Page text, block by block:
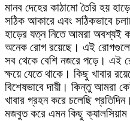
মানব দেহের কাঠামো তৈরি হয়
সঠিক আকারে এবং সঠিকভাবে
হাড়ের যত্ন নিতে আমরা অবশ্যই
অনেক রোগ রয়েছে। এই
সব থেকে বেশি নজরে পড়ে। এই
ক্ষয়ে যেতে থাকে। কিছু খাবার
বিশেষভাবে দায়ী। কিন্তু আমরা
খাবার গ্রহন করে চলেছি
মজবুত করে এমন কিছু ক্যালসিয়াম